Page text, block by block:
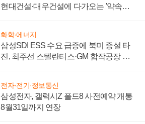
현대건설·대우건설에 다가오는 '약속의
화학·에너지
삼성SDI ESS 수요 급증에 북미 증설 타
진, 최주선 스텔란티스·GM 합작공장 건
전자·전기·정보통신
삼성전자, 갤럭시Z 폴드8 사전예약 개통
8월31일까지 연장